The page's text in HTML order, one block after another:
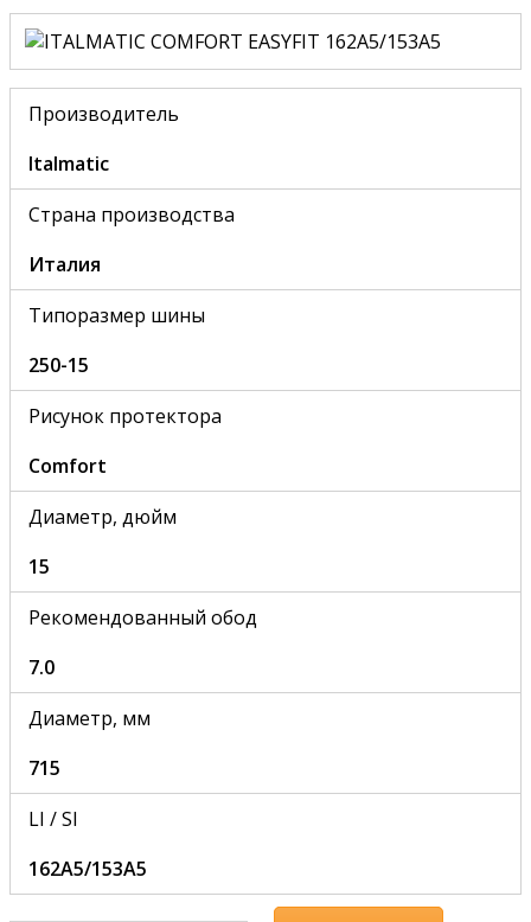
Производитель
Italmatic
Страна производства
Италия
Типоразмер шины
250-15
Рисунок протектора
Comfort
Диаметр, дюйм
15
Рекомендованный обод
7.0
Диаметр, мм
715
LI / SI
162A5/153A5